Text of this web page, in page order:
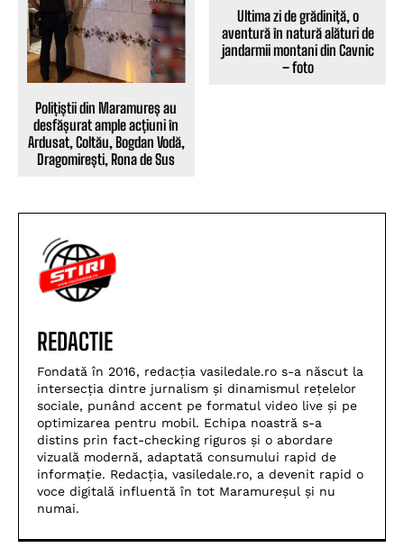
Polițiștii din Maramureș au
desfășurat ample acțiuni în
Ardusat, Coltău, Bogdan Vodă,
Dragomirești, Rona de Sus
Ultima zi de grădiniță, o
aventură în natură alături de
jandarmii montani din Cavnic
– foto
REDACTIE
Fondată în 2016, redacția vasiledale.ro s-a născut la
intersecția dintre jurnalism și dinamismul rețelelor
sociale, punând accent pe formatul video live și pe
optimizarea pentru mobil. Echipa noastră s-a
distins prin fact-checking riguros și o abordare
vizuală modernă, adaptată consumului rapid de
informație. Redacția, vasiledale.ro, a devenit rapid o
voce digitală influentă în tot Maramureșul și nu
numai.